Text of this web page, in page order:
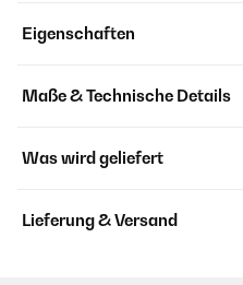
Eigenschaften
Maße & Technische Details
Was wird geliefert
Lieferung & Versand